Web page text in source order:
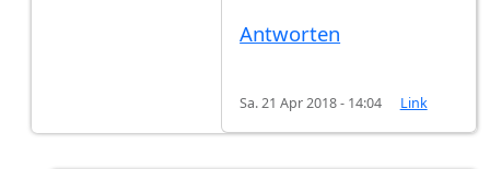
Antworten
Sa. 21 Apr 2018 - 14:04 Link